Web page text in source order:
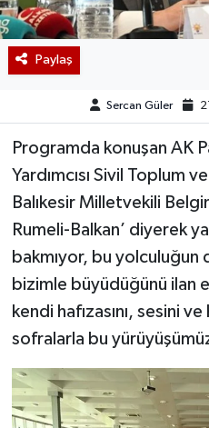
Paylaş
Sercan Güler
Programda konuşan AK
Yardımcısı Sivil Toplum
Balıkesir Milletvekili
Rumeli-Balkan’ diyerek
bakmıyor, bu
bizimle büyüdüğünü ilan
kendi hafızasını, sesini
sofralarla bu